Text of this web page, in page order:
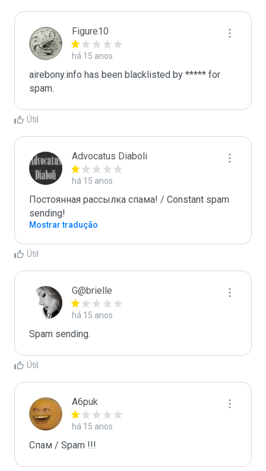
Figure10
há 15 anos
airebony.info has been blacklisted by ***** for
spam.
Útil
Advocatus Diaboli
há 15 anos
Постоянная рассылка спама! / Constant spam
sending!
Mostrar tradução
Útil
G@brielle
há 15 anos
Spam sending.
Útil
A6puk
há 15 anos
Спам / Spam !!!